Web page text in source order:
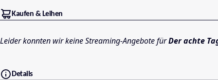
Kaufen & Leihen
Leider konnten wir keine Streaming-Angebote fürDer achte
Details